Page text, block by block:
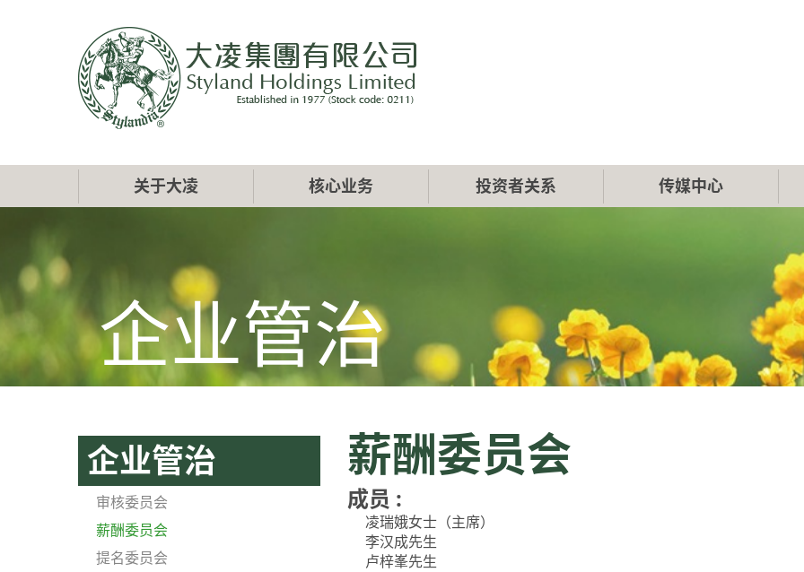
Main
navigation
关于大凌 核心业务 投资者关系 传媒中心
企业管治
企业管治
审核委员会
薪酬委员会
提名委员会
薪酬委员会
成员 :
凌瑞娥女士（主席）
李汉成先生
卢梓峯先生